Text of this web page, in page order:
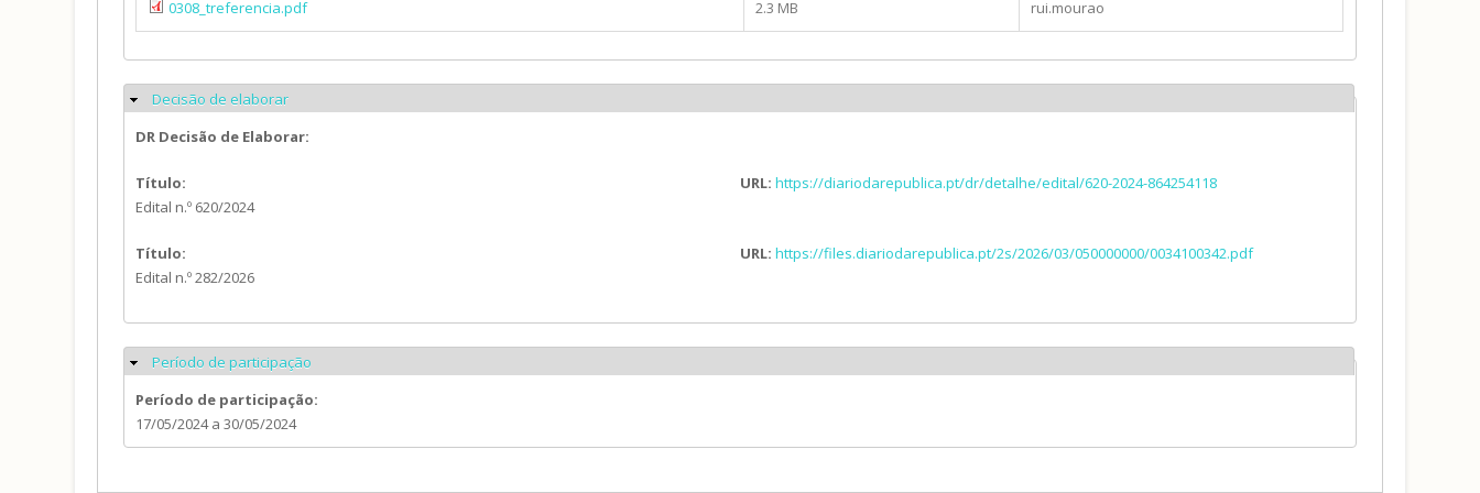
0308_treferencia.pdf 2.3 MB rui.mourao
Ocultar
Decisão de elaborar
DR Decisão de Elaborar:
Título:
Edital n.º 620/2024
URL: https://diariodarepublica.pt/dr/detalhe/edital/620-2024-864254118
Título:
Edital n.º 282/2026
URL: https://files.diariodarepublica.pt/2s/2026/03/050000000/0034100342.pdf
Ocultar
Período de participação
Período de participação:
17/05/2024a30/05/2024